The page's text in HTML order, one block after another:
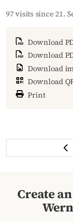
97 visits since 21.
Download
Download
Download
Download
Print
Create